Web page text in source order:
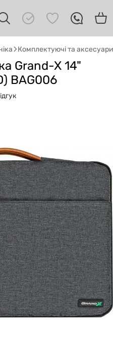
Комплектуючі та аксесуари
Grand-X 14"
BAG006